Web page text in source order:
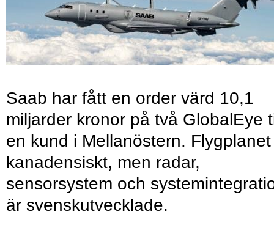
Saab har fått en order värd 10,1
miljarder kronor på två GlobalEye
en kund i Mellanöstern.
kanadensiskt, men radar,
sensorsystem och
är svenskutvecklade.